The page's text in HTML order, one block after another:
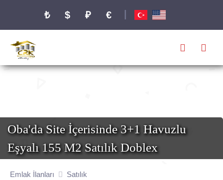
₺ $ ₽ €
Oba'da Site İçerisinde 3+1 Havuzlu
Eşyalı 155 M2 Satılık Doblex
Emlak İlanları
Satılık